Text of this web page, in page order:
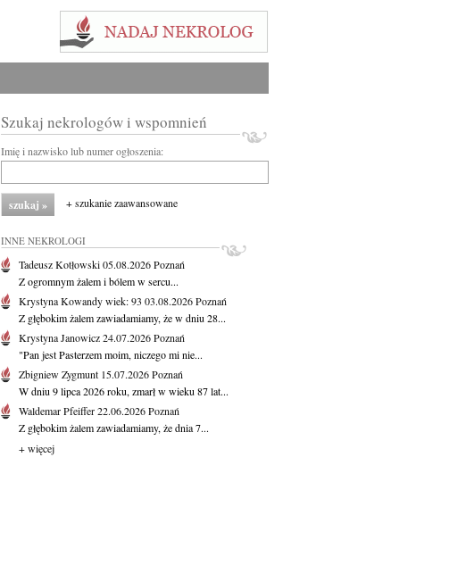
Szukaj nekrologów i wspomnień
Imię i nazwisko lub numer ogłoszenia:
+ szukanie zaawansowane
INNE NEKROLOGI
Tadeusz Kotłowski05.08.2026Poznań
Z ogromnym żalem i bólem w sercu...
Krystyna Kowandywiek: 93 03.08.2026Poznań
Z głębokim żalem zawiadamiamy, że w dniu 28...
Krystyna Janowicz24.07.2026Poznań
"Pan jest Pasterzem moim, niczego mi nie...
Zbigniew Zygmunt 15.07.2026Poznań
W dniu 9 lipca 2026 roku, zmarł w wieku 87 lat...
Waldemar Pfeiffer22.06.2026Poznań
Z głębokim żalem zawiadamiamy, że dnia 7...
+ więcej